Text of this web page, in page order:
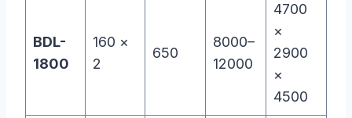
BDL-
1800
160 ×
2
650
8000–
12000
4700
×
2900
×
4500